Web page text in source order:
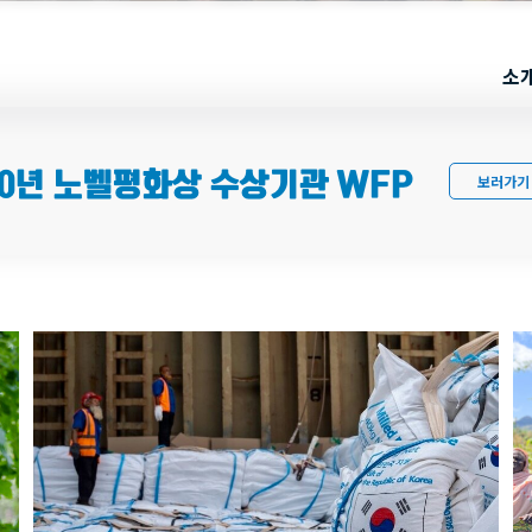
소
년 노벨평화상 수상기관 WFP 보러가기